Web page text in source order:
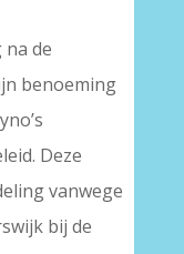
na de
benoeming
Deze
vanwege
bij de